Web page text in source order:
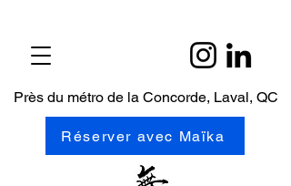
Près du métro de la Concorde, Laval, QC
Réserver avec Maïka